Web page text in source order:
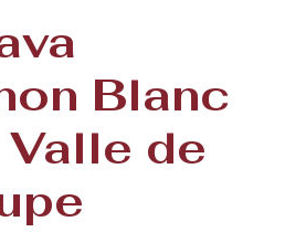
Blanc
de